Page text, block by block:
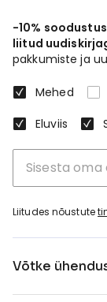
-10%
liitud
pakkumiste ja
Mehed
Eluviis
Liitudes nõustute
Võtke